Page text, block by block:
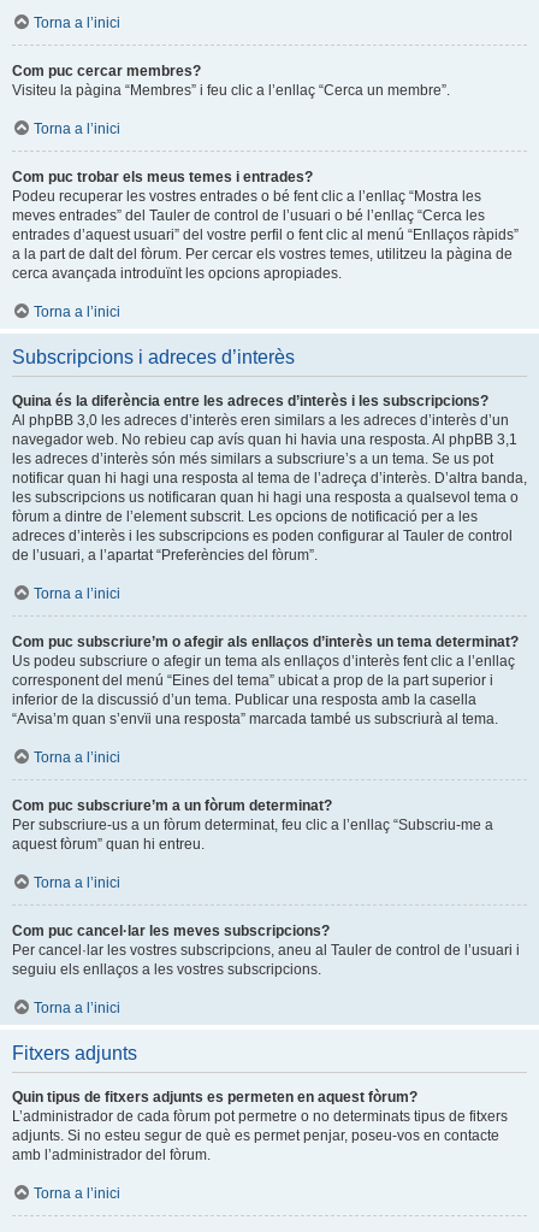
Torna a l’inici
Com puc cercar membres?
Visiteu la pàgina “Membres” i feu clic a l’enllaç “Cerca un membre”.
Torna a l’inici
Com puc trobar els meus temes i entrades?
Podeu recuperar les vostres entrades o bé fent clic a l’enllaç “Mostra les
meves entrades” del Tauler de control de l’usuari o bé l’enllaç “Cerca les
entrades d’aquest usuari” del vostre perfil o fent clic al menú “Enllaços ràpids”
a la part de dalt del fòrum. Per cercar els vostres temes, utilitzeu la pàgina de
cerca avançada introduïnt les opcions apropiades.
Torna a l’inici
Subscripcions i adreces d’interès
Quina és la diferència entre les adreces d’interès i les subscripcions?
Al phpBB 3,0 les adreces d’interès eren similars a les adreces d’interès d’un
navegador web. No rebieu cap avís quan hi havia una resposta. Al phpBB 3,1
les adreces d’interès són més similars a subscriure’s a un tema. Se us pot
notificar quan hi hagi una resposta al tema de l’adreça d’interès. D’altra banda,
les subscripcions us notificaran quan hi hagi una resposta a qualsevol tema o
fòrum a dintre de l’element subscrit. Les opcions de notificació per a les
adreces d’interès i les subscripcions es poden configurar al Tauler de control
de l’usuari, a l’apartat “Preferències del fòrum”.
Torna a l’inici
Com puc subscriure’m o afegir als enllaços d’interès un tema determinat?
Us podeu subscriure o afegir un tema als enllaços d’interès fent clic a l’enllaç
corresponent del menú “Eines del tema” ubicat a prop de la part superior i
inferior de la discussió d’un tema. Publicar una resposta amb la casella
“Avisa’m quan s’envïi una resposta” marcada també us subscriurà al tema.
Torna a l’inici
Com puc subscriure’m a un fòrum determinat?
Per subscriure-us a un fòrum determinat, feu clic a l’enllaç “Subscriu-me a
aquest fòrum” quan hi entreu.
Torna a l’inici
Com puc cancel·lar les meves subscripcions?
Per cancel·lar les vostres subscripcions, aneu al Tauler de control de l’usuari i
seguiu els enllaços a les vostres subscripcions.
Torna a l’inici
Fitxers adjunts
Quin tipus de fitxers adjunts es permeten en aquest fòrum?
L’administrador de cada fòrum pot permetre o no determinats tipus de fitxers
adjunts. Si no esteu segur de què es permet penjar, poseu-vos en contacte
amb l’administrador del fòrum.
Torna a l’inici